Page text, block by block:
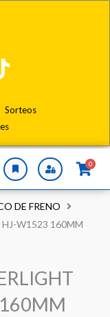
Sorteos
0
DE FRENO
HJ-W1523 160MM